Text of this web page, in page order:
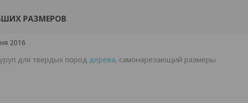
РАЗМЕРОВ
2016
для твердых пород дерева, самонарезающий размеры